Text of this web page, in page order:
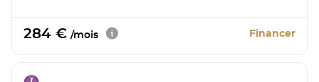
284 € /mois Financer